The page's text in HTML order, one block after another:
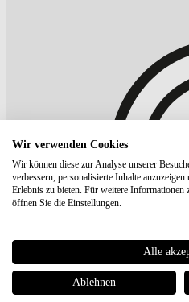
Wir verwenden Cookies
Wir können diese zur Analyse unserer
verbessern, personalisierte Inhalte
Erlebnis zu bieten. Für weitere Informationen
öffnen Sie die Einstellungen.
Alle
Ablehnen